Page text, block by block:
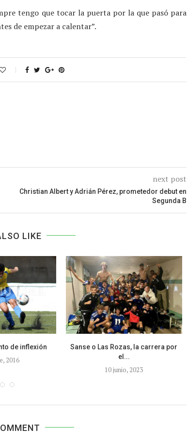
tengo que tocar la puerta por la que pasó para
de empezar a calentar”.
next post
Christian Albert y Adrián Pérez, prometedor debut en
Segunda B
LIKE
de inflexión
2016
Sanse o Las Rozas, la carrera por
el...
10 junio, 2023